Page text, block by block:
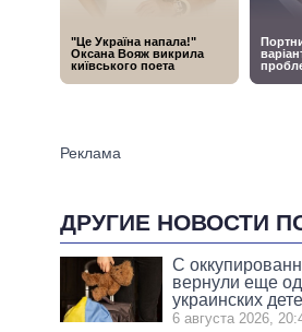
ДРУГИЕ НОВОСТИ
С
вернули еще
украинских
6 августа 2026,